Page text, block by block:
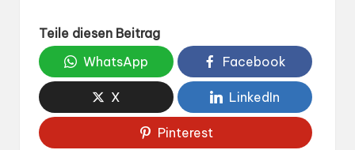
Teile diesen Beitrag
WhatsApp
Facebook
X LinkedIn
Pinterest